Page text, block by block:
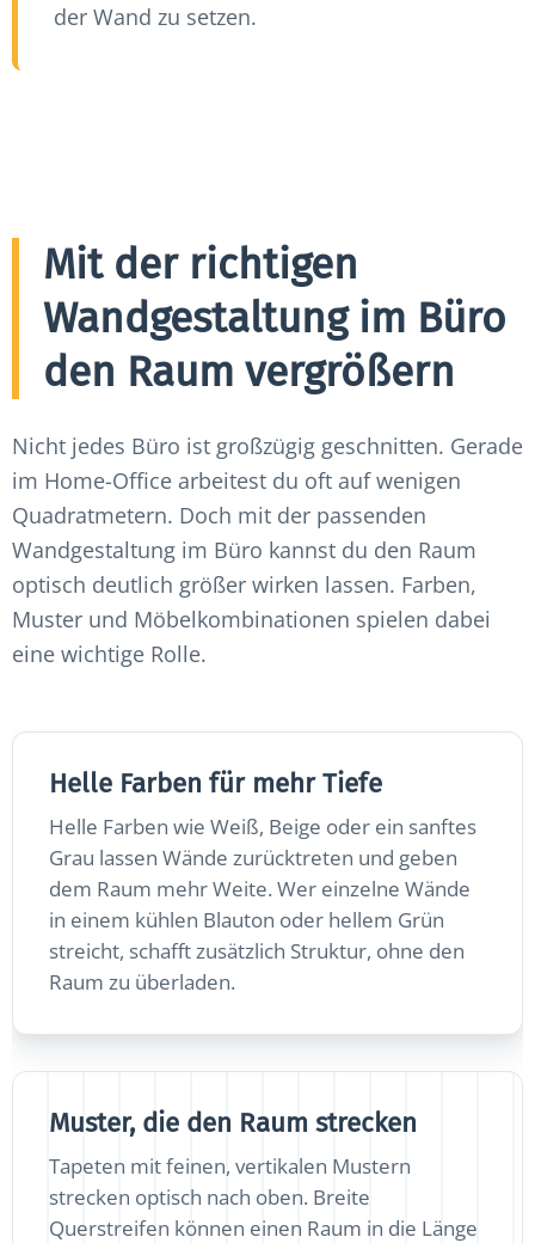
der Wand zu setzen.
Mit der richtigen
Wandgestaltung im Büro
den Raum vergrößern
Nicht jedes Büro ist großzügig geschnitten. Gerade
im Home-Office arbeitest du oft auf wenigen
Quadratmetern. Doch mit der passenden
Wandgestaltung im Büro kannst du den Raum
optisch deutlich größer wirken lassen. Farben,
Muster und Möbelkombinationen spielen dabei
eine wichtige Rolle.
Helle Farben für mehr Tiefe
Helle Farben wie Weiß, Beige oder ein sanftes
Grau lassen Wände zurücktreten und geben
dem Raum mehr Weite. Wer einzelne Wände
in einem kühlen Blauton oder hellem Grün
streicht, schafft zusätzlich Struktur, ohne den
Raum zu überladen.
Muster, die den Raum strecken
Tapeten mit feinen, vertikalen Mustern
strecken optisch nach oben. Breite
Querstreifen können einen Raum in die Länge